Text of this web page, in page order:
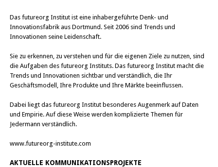
Das futureorg Institut ist eine inhabergeführte Denk- und
Innovationsfabrik aus Dortmund. Seit 2006 sind Trends und
Innovationen seine Leidenschaft.
Sie zu erkennen, zu verstehen und für die eigenen Ziele zu nutzen, sind
die Aufgaben des futureorg Instituts. Das futureorg Institut macht die
Trends und Innovationen sichtbar und verständlich, die Ihr
Geschäftsmodell, Ihre Produkte und Ihre Märkte beeinflussen.
Dabei liegt das futureorg Institut besonderes Augenmerk auf Daten
und Empirie. Auf diese Weise werden komplizierte Themen für
Jedermann verständlich.
www.futureorg-institute.com
AKTUELLE KOMMUNIKATIONSPROJEKTE